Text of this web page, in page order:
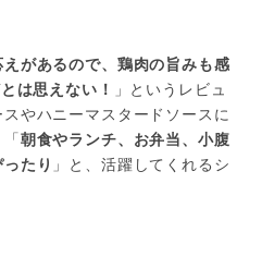
があるので、鶏肉の旨みも感
は思えない！ 」というレビュ
やハニーマスタードソースに
朝食やランチ、お弁当、小腹
たり 」と、活躍してくれるシ